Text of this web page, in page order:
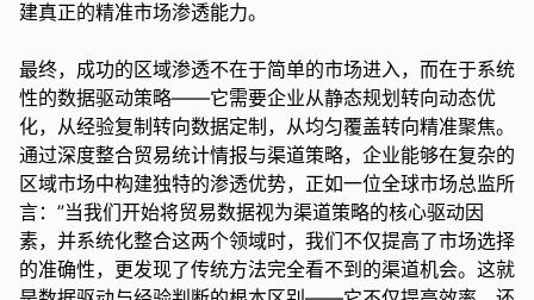
建真正的精准市场渗透能力。
最终，成功的区域渗透不在于简单的市场进入，而在于系统
性的数据驱动策略——它需要企业从静态规划转向动态优
化，从经验复制转向数据定制，从均匀覆盖转向精准聚焦。
通过深度整合贸易统计情报与渠道策略，企业能够在复杂的
区域市场中构建独特的渗透优势，正如一位全球市场总监所
言：”当我们开始将贸易数据视为渠道策略的核心驱动因
素，并系统化整合这两个领域时，我们不仅提高了市场选择
的准确性，更发现了传统方法完全看不到的渠道机会。这就